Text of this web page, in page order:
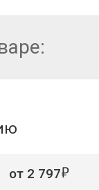
от 2 797